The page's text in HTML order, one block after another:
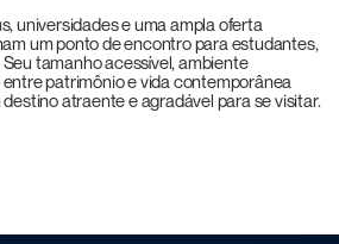
universidades e uma ampla oferta
um ponto de encontro para estudantes,
tamanho acessível, ambiente
patrimônio e vida contemporânea
atraente e agradável para se visitar.